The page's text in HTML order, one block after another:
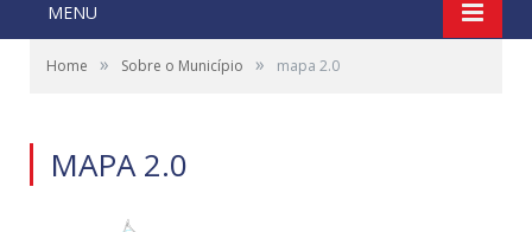
MENU
Home » Sobre o Município » mapa 2.0
MAPA 2.0